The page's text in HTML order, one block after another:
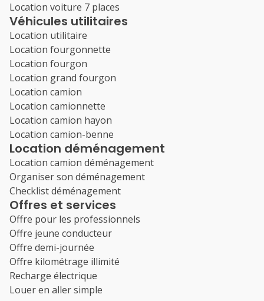
Location voiture 7 places
Véhicules utilitaires
Location utilitaire
Location fourgonnette
Location fourgon
Location grand fourgon
Location camion
Location camionnette
Location camion hayon
Location camion-benne
Location déménagement
Location camion déménagement
Organiser son déménagement
Checklist déménagement
Offres et services
Offre pour les professionnels
Offre jeune conducteur
Offre demi-journée
Offre kilométrage illimité
Recharge électrique
Louer en aller simple